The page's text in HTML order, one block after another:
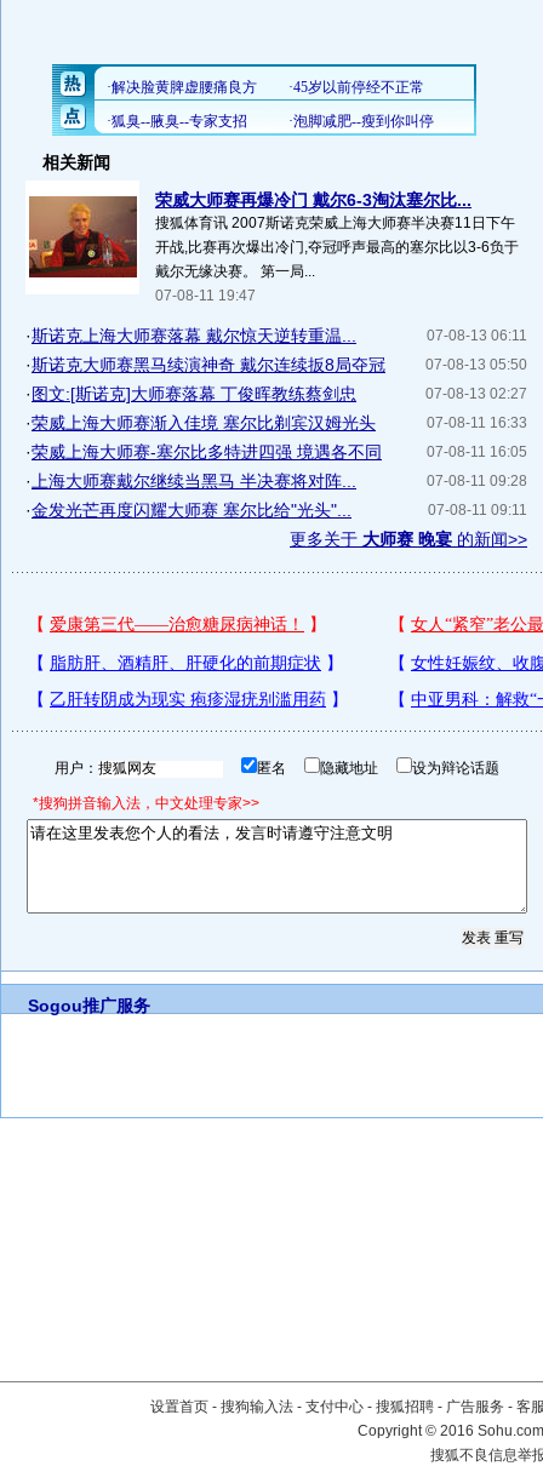
相关新闻
荣威大师赛再爆冷门 戴尔6-3淘汰塞尔比...
搜狐体育讯 2007斯诺克荣威上海大师赛半决赛11日下午
开战,比赛再次爆出冷门,夺冠呼声最高的塞尔比以3-6负于
戴尔无缘决赛。 第一局...
07-08-11 19:47
07-08-13 06:11
·斯诺克上海大师赛落幕 戴尔惊天逆转重温...
07-08-13 05:50
·斯诺克大师赛黑马续演神奇 戴尔连续扳8局夺冠
07-08-13 02:27
·图文:[斯诺克]大师赛落幕 丁俊晖教练蔡剑忠
07-08-11 16:33
·荣威上海大师赛渐入佳境 塞尔比剃宾汉姆光头
07-08-11 16:05
·荣威上海大师赛-塞尔比多特进四强 境遇各不同
07-08-11 09:28
· 上海大师赛戴尔继续当黑马 半决赛将对阵...
07-08-11 09:11
·金发光芒再度闪耀大师赛 塞尔比给"光头"...
更多关于 大师赛 晚宴 的新闻>>
用户： 匿名 隐藏地址 设为辩论话题
*搜狗拼音输入法，中文处理专家>>
Sogou推广服务
设置首页 - 搜狗输入法 - 支付中心 - 搜狐招聘 - 广告服务 - 客
Copyright©2016
搜狐不良信息举